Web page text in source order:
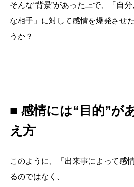
そんな“背景”があった上で、「自
な相手」に対して感情を爆発させ
うか？
■ 感情には“目的”が
え方
このように、「出来事によって感
るのではなく、